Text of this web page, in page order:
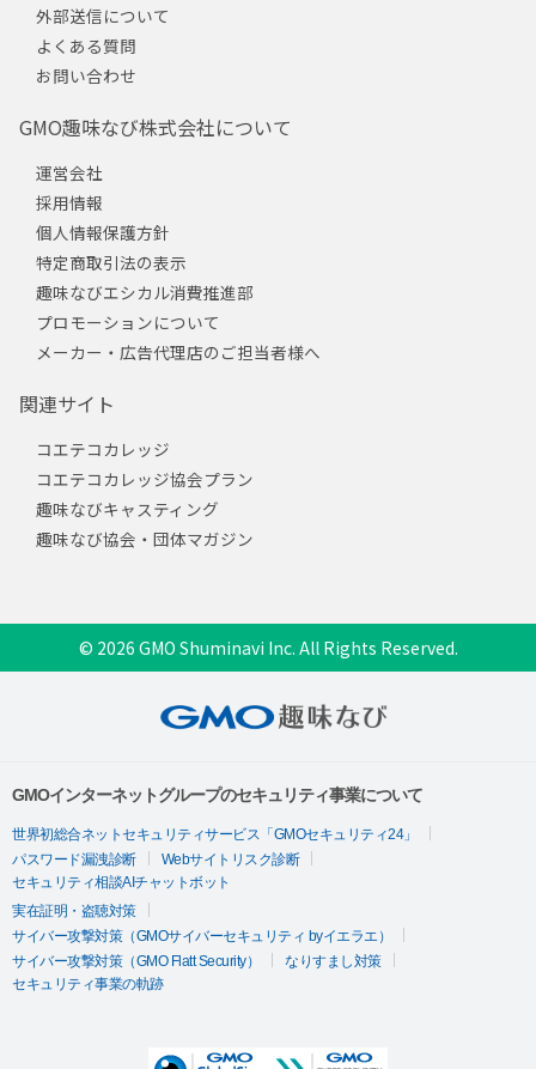
外部送信について
よくある質問
お問い合わせ
GMO趣味なび株式会社について
運営会社
採用情報
個人情報保護方針
特定商取引法の表示
趣味なびエシカル消費推進部
プロモーションについて
メーカー・広告代理店のご担当者様へ
関連サイト
コエテコカレッジ
コエテコカレッジ協会プラン
趣味なびキャスティング
趣味なび協会・団体マガジン
© 2026 GMO Shuminavi Inc. All Rights Reserved.